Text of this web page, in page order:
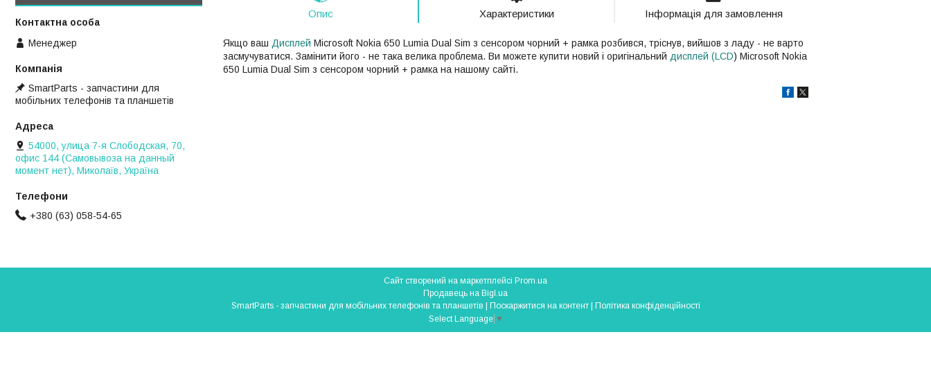
Опис Характеристики Інформація для замовлення
Якщо ваш Дисплей Microsoft Nokia 650 Lumia Dual Sim з сенсором чорний + рамка розбився, тріснув, вийшов з ладу - не варто
засмучуватися. Замінити його - не така велика проблема. Ви можете купити новий і оригінальний дисплей (LCD) Microsoft Nokia
650 Lumia Dual Sim з сенсором чорний + рамка на нашому сайті.
Менеджер
SmartParts - запчастини для
мобільних телефонів та планшетів
54000, улица 7-я Слободская, 70,
офис 144 (Самовывоза на данный
момент нет), Миколаїв, Україна
+380 (63) 058-54-65
Сайт створений на маркетплейсі Prom.ua
Продавець на Bigl.ua
SmartParts - запчастини для мобільних телефонів та планшетів | Поскаржитися на контент | Політика конфіденційності
Select Language ▼